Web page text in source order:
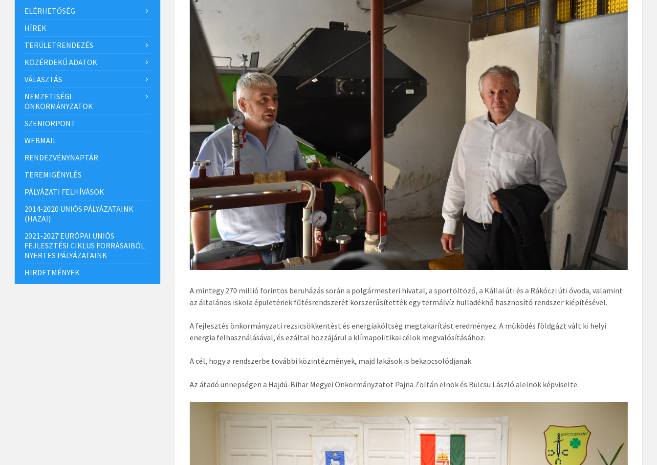
A mintegy 270 millió forintos beruházás során a polgármesteri hivatal, a sportöltöző, a Kállai úti és a Rákóczi úti óvoda, valamint
az általános iskola épületének fűtésrendszerét korszerűsítették egy termálvíz hulladékhő hasznosító rendszer kiépítésével.
A fejlesztés önkormányzati rezsicsökkentést és energiaköltség megtakarítást eredményez. A működés földgázt vált ki helyi
energia felhasználásával, és ezáltal hozzájárul a klímapolitikai célok megvalósításához.
A cél, hogy a rendszerbe további közintézmények, majd lakások is bekapcsolódjanak.
Az átadó ünnepségen a Hajdú-Bihar Megyei Önkormányzatot Pajna Zoltán elnök és Bulcsu László alelnök képviselte.
ELÉRHETŐSÉG
HÍREK
TERÜLETRENDEZÉS
KÖZÉRDEKŰ ADATOK
VÁLASZTÁS
NEMZETISÉGI
ÖNKORMÁNYZATOK
SZENIORPONT
WEBMAIL
RENDEZVÉNYNAPTÁR
TEREMIGÉNYLÉS
PÁLYÁZATI FELHÍVÁSOK
2014-2020 UNIÓS PÁLYÁZATAINK
(HAZAI)
2021-2027 EURÓPAI UNIÓS
FEJLESZTÉSI CIKLUS FORRÁSAIBÓL
NYERTES PÁLYÁZATAINK
HIRDETMÉNYEK